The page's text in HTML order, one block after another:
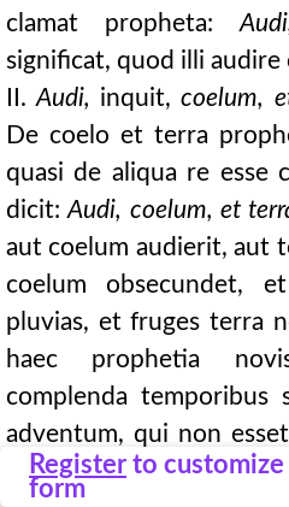
Register to customize
form
clamat propheta:
significat, quod illi
II.Audi, inquit,coelum,
De coelo et terra
quasi de aliqua re esse
dicit:Audi, coelum, et
aut coelum audierit, aut
coelum obsecundet,
pluvias, et fruges terra
haec prophetia
complenda temporibus
adventum, qui non
audiendus, quod